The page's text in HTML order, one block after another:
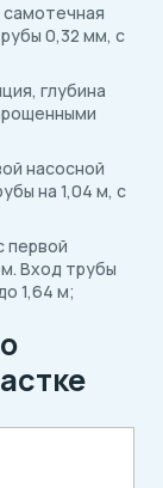
самотечная
0,32 мм, с
глубина
насосной
на 1,04 м, с
первой
Вход трубы
1,64 м;